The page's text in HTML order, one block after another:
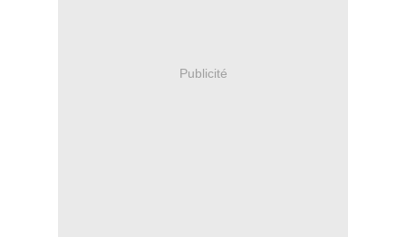
Publicité